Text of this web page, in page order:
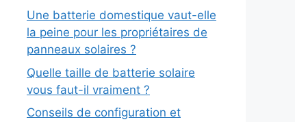
Une batterie domestique vaut-elle
la peine pour les propriétaires de
panneaux solaires ?
Quelle taille de batterie solaire
vous faut-il vraiment ?
Conseils de configuration et